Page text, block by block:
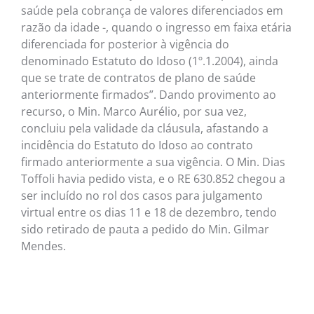
saúde pela cobrança de valores diferenciados em
razão da idade -, quando o ingresso em faixa etária
diferenciada for posterior à vigência do
denominado Estatuto do Idoso (1º.1.2004), ainda
que se trate de contratos de plano de saúde
anteriormente firmados”. Dando provimento ao
recurso, o Min. Marco Aurélio, por sua vez,
concluiu pela validade da cláusula, afastando a
incidência do Estatuto do Idoso ao contrato
firmado anteriormente a sua vigência. O Min. Dias
Toffoli havia pedido vista, e o RE 630.852 chegou a
ser incluído no rol dos casos para julgamento
virtual entre os dias 11 e 18 de dezembro, tendo
sido retirado de pauta a pedido do Min. Gilmar
Mendes.